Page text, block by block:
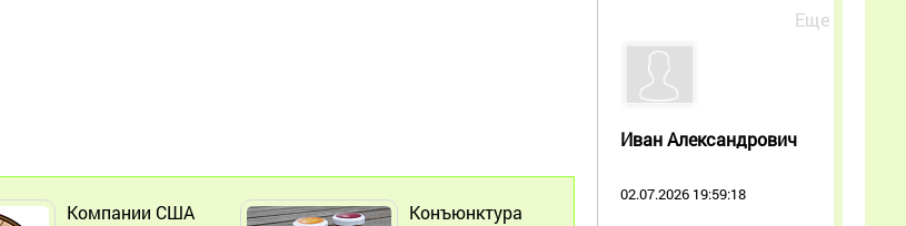
Компании США
Конъюнктура
Еще
Иван Александрович
02.07.2026 19:59:18